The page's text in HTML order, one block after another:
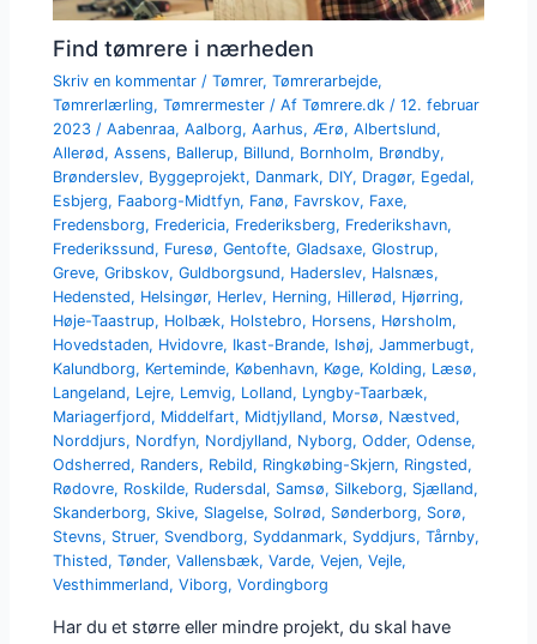
Find tømrere i nærheden
Skriv en kommentar /Tømrer,Tømrerarbejde,
Tømrerlærling,Tømrermester / AfTømrere.dk/12. februar
2023/Aabenraa,Aalborg,Aarhus,Ærø,Albertslund,
Allerød,Assens, Ballerup, Billund, Bornholm, Brøndby,
Brønderslev, Byggeprojekt, Danmark, DIY, Dragør, Egedal,
Esbjerg, Faaborg-Midtfyn, Fanø, Favrskov, Faxe,
Fredensborg, Fredericia, Frederiksberg, Frederikshavn,
Frederikssund, Furesø,Gentofte,Gladsaxe,Glostrup,
Greve,Gribskov,Guldborgsund, Haderslev, Halsnæs,
Hedensted, Helsingør, Herlev, Herning, Hillerød, Hjørring,
Høje-Taastrup, Holbæk, Holstebro, Horsens, Hørsholm,
Hovedstaden, Hvidovre, Ikast-Brande, Ishøj,Jammerbugt,
Kalundborg, Kerteminde, København, Køge, Kolding, Læsø,
Langeland, Lejre, Lemvig, Lolland, Lyngby-Taarbæk,
Mariagerfjord, Middelfart, Midtjylland, Morsø, Næstved,
Norddjurs, Nordfyn, Nordjylland, Nyborg,Odder,Odense,
Odsherred, Randers, Rebild, Ringkøbing-Skjern, Ringsted,
Rødovre, Roskilde, Rudersdal, Samsø, Silkeborg, Sjælland,
Skanderborg, Skive, Slagelse, Solrød, Sønderborg, Sorø,
Stevns, Struer, Svendborg, Syddanmark, Syddjurs,Tårnby,
Thisted,Tønder,Vallensbæk,Varde,Vejen,Vejle,
Vesthimmerland,Viborg,Vordingborg
Har du et større eller mindre projekt, du skal have